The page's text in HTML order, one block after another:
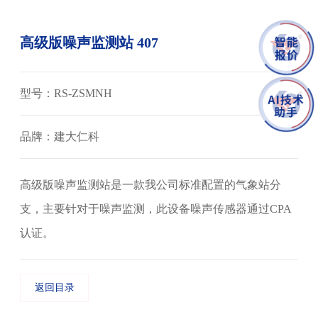
高级版噪声监测站 407
型号：RS-ZSMNH
品牌：建大仁科
高级版噪声监测站是一款我公司标准配置的气象站分
支，主要针对于噪声监测，此设备噪声传感器通过CPA
认证。
返回目录